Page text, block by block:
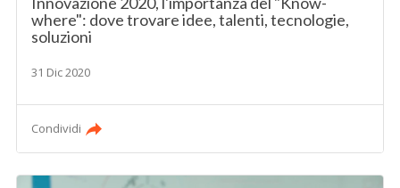
where": dove trovare idee, talenti, tecnologie,
soluzioni
31 Dic 2020
Condividi